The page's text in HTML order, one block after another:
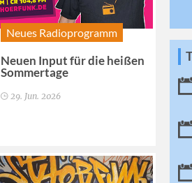
Neues Radioprogramm
Neuen Input für die heißen
Sommertage
29. Jun. 2026